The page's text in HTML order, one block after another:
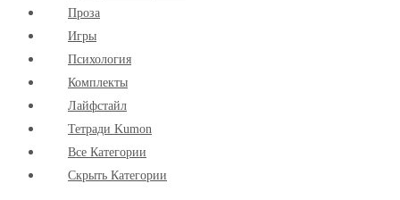
Проза
Игры
Психология
Комплекты
Лайфстайл
Тетради Kumon
Все Категории
Скрыть Категории